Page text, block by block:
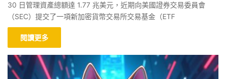
30 日管理資產總額達 1.77 兆美元，近期向美國證券交易委員會
（SEC）提交了一項新加密貨幣交易所交易基金（ETF
閱讀更多